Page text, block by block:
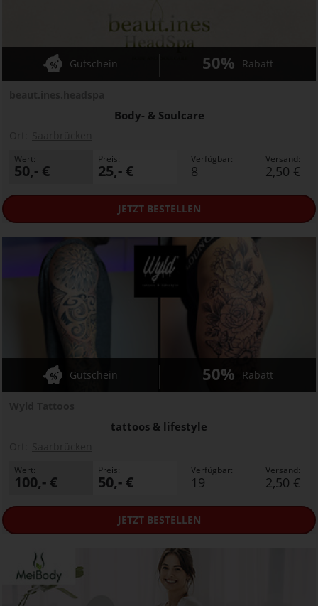
Body- & Soulcare
Gutschein 50% Rabatt
Wert:
50,- €
Preis:
25,- €
Verfügbar:
8
Versand:
2,50 €
JETZTBESTELLEN
tattoos & lifestyle
Gutschein 50% Rabatt
Wert:
100,- €
Preis:
50,- €
Verfügbar:
19
Versand:
2,50 €
JETZTBESTELLEN